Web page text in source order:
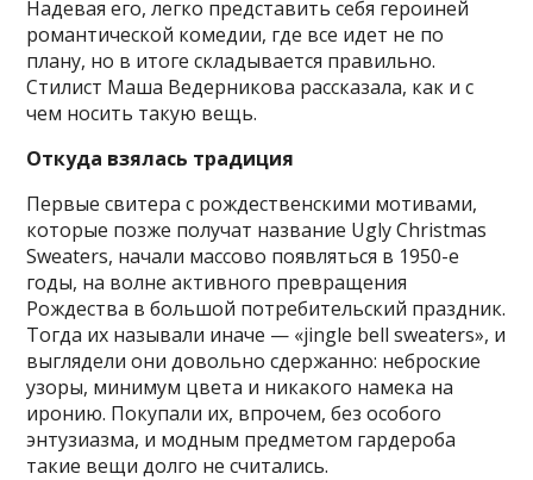
Надевая его, легко представить себя героиней
романтической комедии, где все идет не по
плану, но в итоге складывается правильно.
Стилист Маша Ведерникова рассказала, как и с
чем носить такую вещь.
Откуда взялась традиция
Первые свитера с рождественскими мотивами,
которые позже получат название Ugly Christmas
Sweaters, начали массово появляться в 1950-е
годы, на волне активного превращения
Рождества в большой потребительский праздник.
Тогда их называли иначе — «jingle bell sweaters», и
выглядели они довольно сдержанно: неброские
узоры, минимум цвета и никакого намека на
иронию. Покупали их, впрочем, без особого
энтузиазма, и модным предметом гардероба
такие вещи долго не считались.